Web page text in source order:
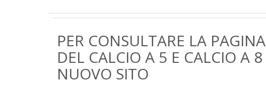
PER CONSULTARE LA PAGINA
DEL CALCIO A 5 E CALCIO A 8
NUOVO SITO